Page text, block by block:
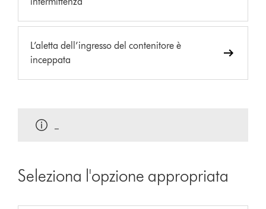
L’aletta dell’ingresso del contenitore è
inceppata
Seleziona l'opzione appropriata